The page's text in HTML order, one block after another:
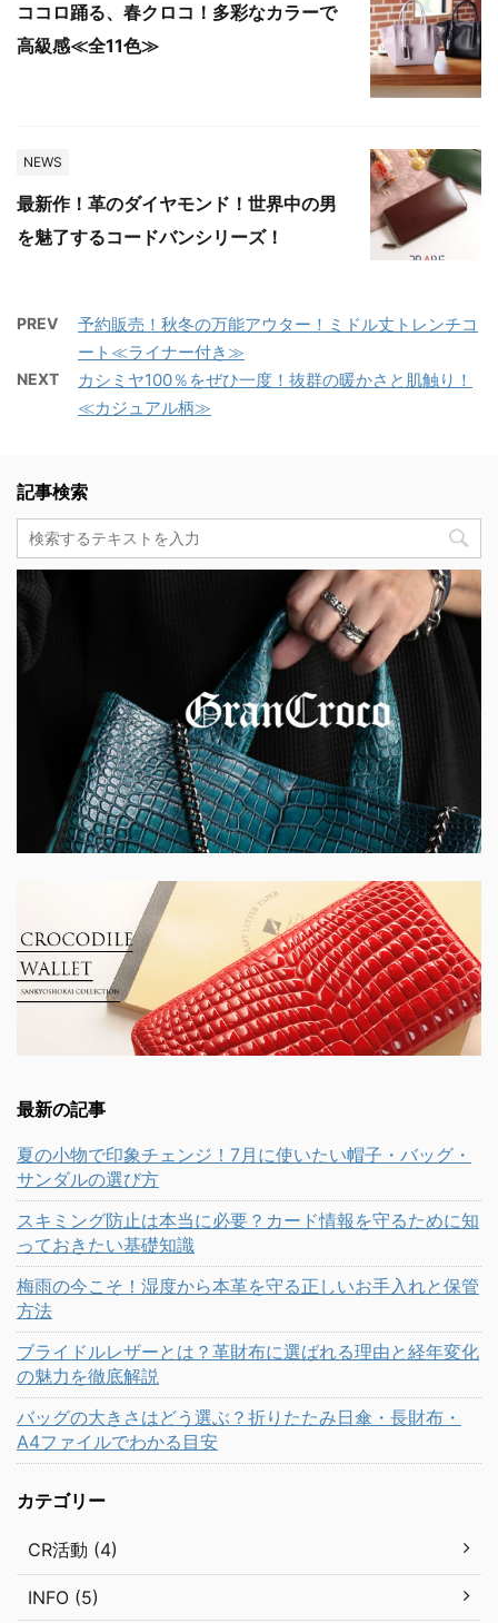
ココロ踊る、春クロコ！多彩なカラーで
高級感≪全11色≫
NEWS
最新作！革のダイヤモンド！世界中の男
を魅了するコードバンシリーズ！
PREV
予約販売！秋冬の万能アウター！ミドル丈トレンチコ
ート≪ライナー付き≫
NEXT
カシミヤ100％をぜひ一度！抜群の暖かさと肌触り！
≪カジュアル柄≫
記事検索
最新の記事
夏の小物で印象チェンジ！7月に使いたい帽子・バッグ・
サンダルの選び方
スキミング防止は本当に必要？カード情報を守るために知
っておきたい基礎知識
梅雨の今こそ！湿度から本革を守る正しいお手入れと保管
方法
ブライドルレザーとは？革財布に選ばれる理由と経年変化
の魅力を徹底解説
バッグの大きさはどう選ぶ？折りたたみ日傘・長財布・
A4ファイルでわかる目安
カテゴリー
CR活動 (4)
INFO (5)